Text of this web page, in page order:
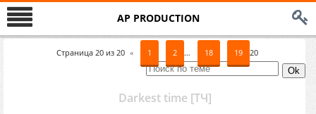
AP PRODUCTION
Страница 20из 20 « 1 2 … 18 19 20
Darkest time [ТЧ]